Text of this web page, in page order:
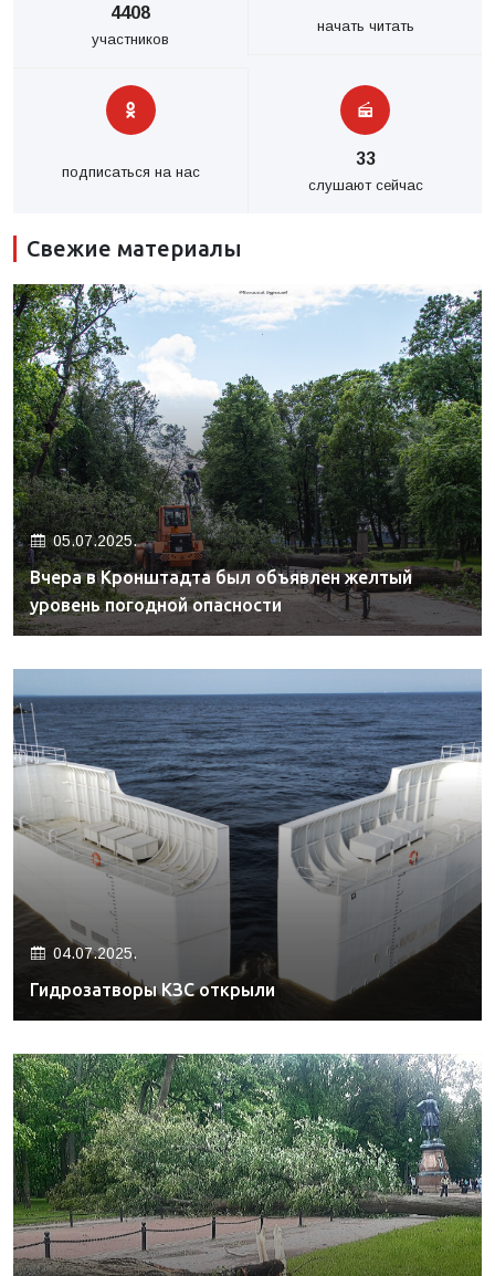
4408
участников
начать читать
подписаться на нас
33
слушают сейчас
Свежие материалы
05.07.2025.
Вчера в Кронштадта был объявлен желтый
уровень погодной опасности
04.07.2025.
Гидрозатворы КЗС открыли